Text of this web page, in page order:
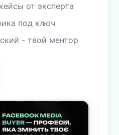
от эксперта
под ключ
- твой ментор